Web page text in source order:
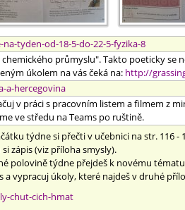
na-tyden-od-18-5-do-22-5-fyzika-8
chemického průmyslu". Takto poeticky se
úkolem na vás čeká na: http://
a-hercegovina
v práci s pracovním listem a filmem z
ve středu na Teams po ruštině.
týdne si přečti v učebnici na str. 116
si zápis (viz příloha smysly).
polovině týdne přejdeš k novému
a vypracuj úkoly, které najdeš v druhé
chut-cich-hmat